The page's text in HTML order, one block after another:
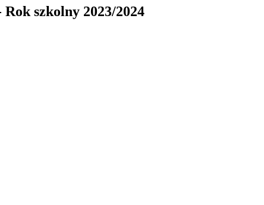
Rok szkolny 2023/2024